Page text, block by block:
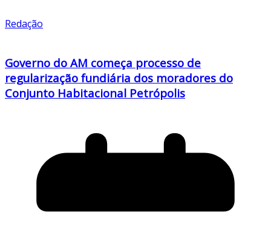
Redação
Governo do AM começa processo de
regularização fundiária dos moradores do
Conjunto Habitacional Petrópolis